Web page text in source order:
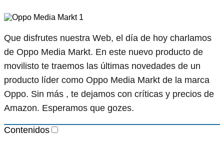
Que disfrutes nuestra Web, el día de hoy charlamos
de Oppo Media Markt. En este nuevo producto de
movilisto te traemos las últimas novedades de un
producto líder como Oppo Media Markt de la marca
Oppo. Sin más , te dejamos con críticas y precios de
Amazon. Esperamos que gozes.
Contenidos